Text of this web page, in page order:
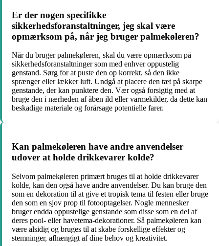
Er der nogen specifikke
sikkerhedsforanstaltninger, jeg skal være
opmærksom på, når jeg bruger palmekøleren?
Når du bruger palmekøleren, skal du være opmærksom på
sikkerhedsforanstaltninger som med enhver oppustelig
genstand. Sørg for at puste den op korrekt, så den ikke
sprænger eller lækker luft. Undgå at placere den tæt på skarpe
genstande, der kan punktere den. Vær også forsigtig med at
bruge den i nærheden af åben ild eller varmekilder, da dette kan
beskadige materiale og forårsage potentielle farer.
Kan palmekøleren have andre anvendelser
udover at holde drikkevarer kolde?
Selvom palmekøleren primært bruges til at holde drikkevarer
kolde, kan den også have andre anvendelser. Du kan bruge den
som en dekoration til at give et tropisk tema til festen eller bruge
den som en sjov prop til fotooptagelser. Nogle mennesker
bruger endda oppustelige genstande som disse som en del af
deres pool- eller havetema-dekorationer. Så palmekøleren kan
være alsidig og bruges til at skabe forskellige effekter og
stemninger, afhængigt af dine behov og kreativitet.